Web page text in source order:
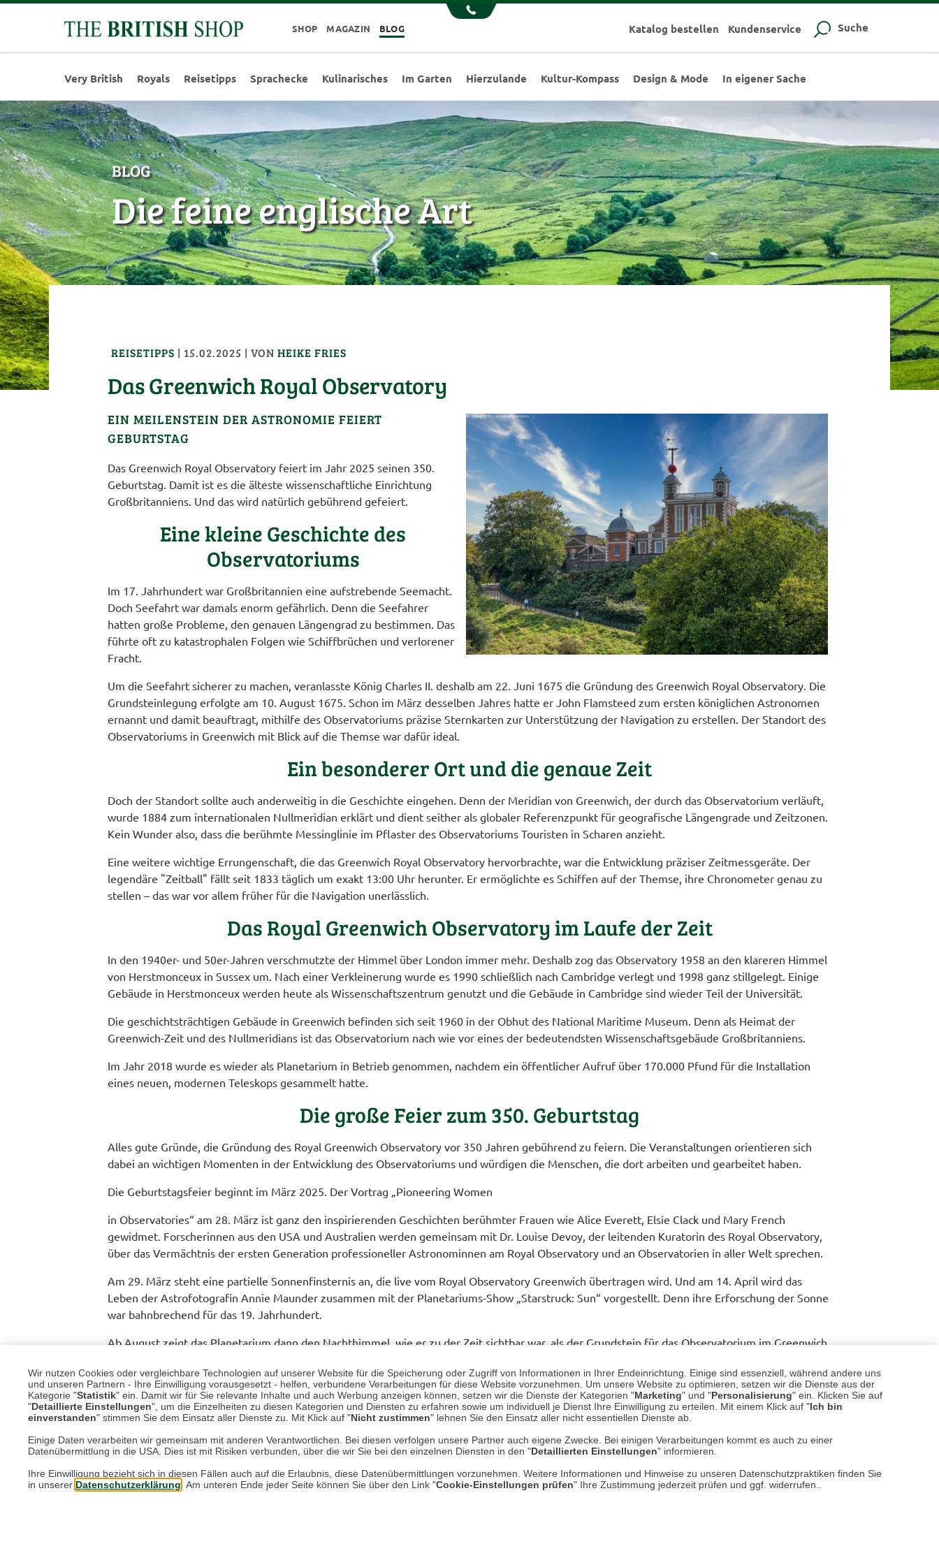
Wir nutzen Cookies oder vergleichbare Technologien auf unserer Website für die Speicherung oder Zugriff von Informationen in Ihrer Endeinrichtung. Einige sind essenziell, während andere uns
und unseren Partnern - Ihre Einwilligung vorausgesetzt - helfen, verbundene Verarbeitungen für diese Website vorzunehmen. Um unsere Website zu optimieren, setzen wir die Dienste aus der
Kategorie "Statistik" ein. Damit wir für Sie relevante Inhalte und auch Werbung anzeigen können, setzen wir die Dienste der Kategorien "Marketing" und "Personalisierung" ein. Klicken Sie auf
"Detaillierte Einstellungen", um die Einzelheiten zu diesen Kategorien und Diensten zu erfahren sowie um individuell je Dienst Ihre Einwilligung zu erteilen. Mit einem Klick auf "Ich bin
einverstanden" stimmen Sie dem Einsatz aller Dienste zu. Mit Klick auf "Nicht zustimmen" lehnen Sie den Einsatz aller nicht essentiellen Dienste ab.
Einige Daten verarbeiten wir gemeinsam mit anderen Verantwortlichen. Bei diesen verfolgen unsere Partner auch eigene Zwecke. Bei einigen Verarbeitungen kommt es auch zu einer
Datenübermittlung in die USA. Dies ist mit Risiken verbunden, über die wir Sie bei den einzelnen Diensten in den "Detaillierten Einstellungen" informieren.
Ihre Einwilligung bezieht sich in diesen Fällen auch auf die Erlaubnis, diese Datenübermittlungen vorzunehmen. Weitere Informationen und Hinweise zu unseren Datenschutzpraktiken finden Sie
in unserer Datenschutzerklärung . Am unteren Ende jeder Seite können Sie über den Link "Cookie-Einstellungen prüfen" Ihre Zustimmung jederzeit prüfen und ggf. widerrufen..
SHOP MAGAZIN BLOG Katalog bestellen Kundenservice Suche
Very British Royals Reisetipps Sprachecke Kulinarisches Im Garten Hierzulande Kultur-Kompass Design & Mode In eigener Sache
BLOG
Die feine englische Art
REISETIPPS | 15.02.2025 | VONHEIKE FRIES
Das Greenwich Royal Observatory
EIN MEILENSTEIN DER ASTRONOMIE FEIERT
GEBURTSTAG
Das Greenwich Royal Observatory feiert im Jahr 2025 seinen 350.
Geburtstag. Damit ist es die älteste wissenschaftliche Einrichtung
Großbritanniens. Und das wird natürlich gebührend gefeiert.
Eine kleine Geschichte des
Observatoriums
Im 17. Jahrhundert war Großbritannien eine aufstrebende Seemacht.
Doch Seefahrt war damals enorm gefährlich. Denn die Seefahrer
hatten große Probleme, den genauen Längengrad zu bestimmen. Das
führte oft zu katastrophalen Folgen wie Schiffbrüchen und verlorener
Fracht.
Um die Seefahrt sicherer zu machen, veranlasste König Charles II. deshalb am 22. Juni 1675 die Gründung des Greenwich Royal Observatory. Die
Grundsteinlegung erfolgte am 10. August 1675. Schon im März desselben Jahres hatte er John Flamsteed zum ersten königlichen Astronomen
ernannt und damit beauftragt, mithilfe des Observatoriums präzise Sternkarten zur Unterstützung der Navigation zu erstellen. Der Standort des
Observatoriums in Greenwich mit Blick auf die Themse war dafür ideal.
Ein besonderer Ort und die genaue Zeit
Doch der Standort sollte auch anderweitig in die Geschichte eingehen. Denn der Meridian von Greenwich, der durch das Observatorium verläuft,
wurde 1884 zum internationalen Nullmeridian erklärt und dient seither als globaler Referenzpunkt für geografische Längengrade und Zeitzonen.
Kein Wunder also, dass die berühmte Messinglinie im Pflaster des Observatoriums Touristen in Scharen anzieht.
Eine weitere wichtige Errungenschaft, die das Greenwich Royal Observatory hervorbrachte, war die Entwicklung präziser Zeitmessgeräte. Der
legendäre "Zeitball" fällt seit 1833 täglich um exakt 13:00 Uhr herunter. Er ermöglichte es Schiffen auf der Themse, ihre Chronometer genau zu
stellen – das war vor allem früher für die Navigation unerlässlich.
Das Royal Greenwich Observatory im Laufe der Zeit
In den 1940er- und 50er-Jahren verschmutzte der Himmel über London immer mehr. Deshalb zog das Observatory 1958 an den klareren Himmel
von Herstmonceux in Sussex um. Nach einer Verkleinerung wurde es 1990 schließlich nach Cambridge verlegt und 1998 ganz stillgelegt. Einige
Gebäude in Herstmonceux werden heute als Wissenschaftszentrum genutzt und die Gebäude in Cambridge sind wieder Teil der Universität.
Die geschichtsträchtigen Gebäude in Greenwich befinden sich seit 1960 in der Obhut des National Maritime Museum. Denn als Heimat der
Greenwich-Zeit und des Nullmeridians ist das Observatorium nach wie vor eines der bedeutendsten Wissenschaftsgebäude Großbritanniens.
Im Jahr 2018 wurde es wieder als Planetarium in Betrieb genommen, nachdem ein öffentlicher Aufruf über 170.000 Pfund für die Installation
eines neuen, modernen Teleskops gesammelt hatte.
Die große Feier zum 350. Geburtstag
Alles gute Gründe, die Gründung des Royal Greenwich Observatory vor 350 Jahren gebührend zu feiern. Die Veranstaltungen orientieren sich
dabei an wichtigen Momenten in der Entwicklung des Observatoriums und würdigen die Menschen, die dort arbeiten und gearbeitet haben.
Die Geburtstagsfeier beginnt im März 2025. Der Vortrag „Pioneering Women
in Observatories“ am 28. März ist ganz den inspirierenden Geschichten berühmter Frauen wie Alice Everett, Elsie Clack und Mary French
gewidmet. Forscherinnen aus den USA und Australien werden gemeinsam mit Dr. Louise Devoy, der leitenden Kuratorin des Royal Observatory,
über das Vermächtnis der ersten Generation professioneller Astronominnen am Royal Observatory und an Observatorien in aller Welt sprechen.
Am 29. März steht eine partielle Sonnenfinsternis an, die live vom Royal Observatory Greenwich übertragen wird. Und am 14. April wird das
Leben der Astrofotografin Annie Maunder zusammen mit der Planetariums-Show „Starstruck: Sun“ vorgestellt. Denn ihre Erforschung der Sonne
war bahnbrechend für das 19. Jahrhundert.
Ab August zeigt das Planetarium dann den Nachthimmel, wie er zu der Zeit sichtbar war, als der Grundstein für das Observatorium im Greenwich
und im National Maritime Museum zu sehen.
Es wird also ein spannendes Jahr für alle Fans der Astronomie! Weitere Infos gibt es auf der Webseite des Observatoriums:
https://www.rmg.co.uk/royal-observatory
Zurück Leserbriefe lesen/verfassen